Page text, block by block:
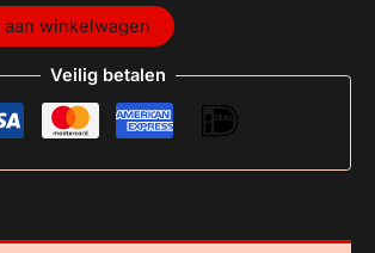
winkelwagen
Veilig betalen